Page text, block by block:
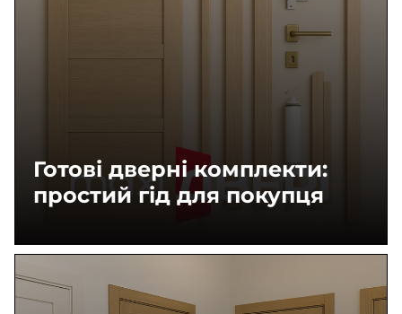
Готові дверні комплекти:
простий гід для покупця